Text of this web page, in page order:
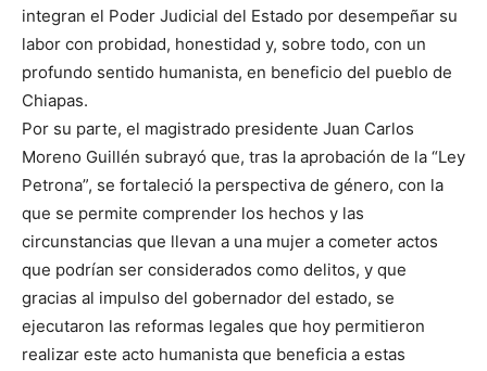
integran el Poder Judicial del Estado por desempeñar su
labor con probidad, honestidad y, sobre todo, con un
profundo sentido humanista, en beneficio del pueblo de
Chiapas.
Por su parte, el magistrado presidente Juan Carlos
Moreno Guillén subrayó que, tras la aprobación de la “Ley
Petrona”, se fortaleció la perspectiva de género, con la
que se permite comprender los hechos y las
circunstancias que llevan a una mujer a cometer actos
que podrían ser considerados como delitos, y que
gracias al impulso del gobernador del estado, se
ejecutaron las reformas legales que hoy permitieron
realizar este acto humanista que beneficia a estas